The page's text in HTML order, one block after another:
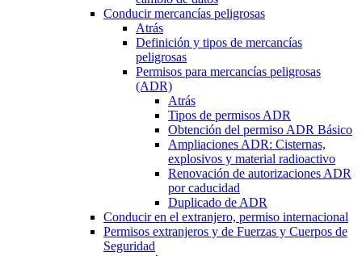
Conducir mercancías peligrosas
Atrás
Definición y tipos de mercancías
peligrosas
Permisos para mercancías peligrosas
(ADR)
Atrás
Tipos de permisos ADR
Obtención del permiso ADR Básico
Ampliaciones ADR: Cisternas,
explosivos y material radioactivo
Renovación de autorizaciones ADR
por caducidad
Duplicado de ADR
Conducir en el extranjero, permiso internacional
Permisos extranjeros y de Fuerzas y Cuerpos de
Seguridad